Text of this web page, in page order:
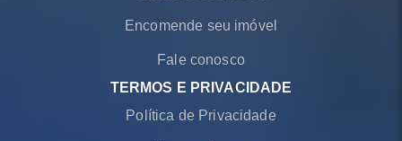
Encomende seu imóvel
Fale conosco
TERMOS E PRIVACIDADE
Política de Privacidade